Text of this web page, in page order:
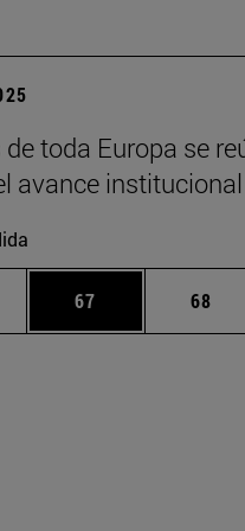
de toda Europa se
avance
Use TAB para
Página
67 Página
68